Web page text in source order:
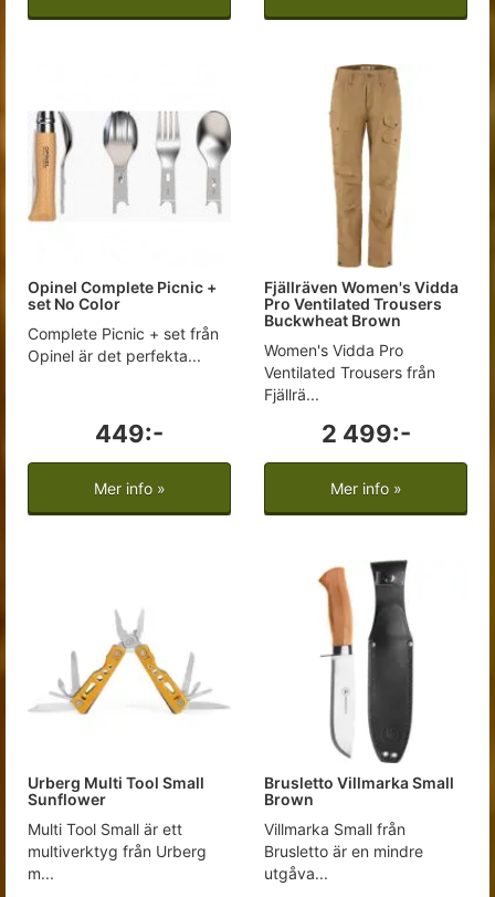
Opinel Complete Picnic +
set No Color
Complete Picnic + set från
Opinel är det perfekta...
449:-
Mer info »
Fjällräven Women's Vidda
Pro Ventilated Trousers
Buckwheat Brown
Women's Vidda Pro
Ventilated Trousers från
Fjällrä...
2 499:-
Mer info »
Urberg Multi Tool Small
Sunflower
Multi Tool Small är ett
multiverktyg från Urberg
m...
Brusletto Villmarka Small
Brown
Villmarka Small från
Brusletto är en mindre
utgåva...